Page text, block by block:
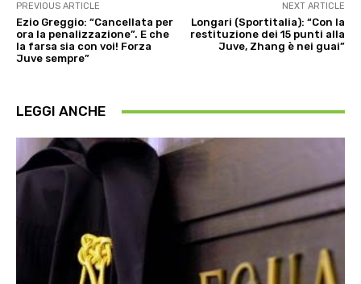
PREVIOUS ARTICLE
Ezio Greggio: “Cancellata per
ora la penalizzazione”. E che
la farsa sia con voi! Forza
Juve sempre”
NEXT ARTICLE
Longari (Sportitalia): “Con la
restituzione dei 15 punti alla
Juve, Zhang è nei guai”
LEGGI ANCHE